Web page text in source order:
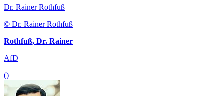
Dr. Rainer Rothfuß
© Dr. Rainer Rothfuß
Rothfuß, Dr. Rainer
AfD
()